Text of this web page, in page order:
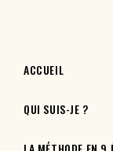
ACCUEIL
QUI SUIS-JE ?